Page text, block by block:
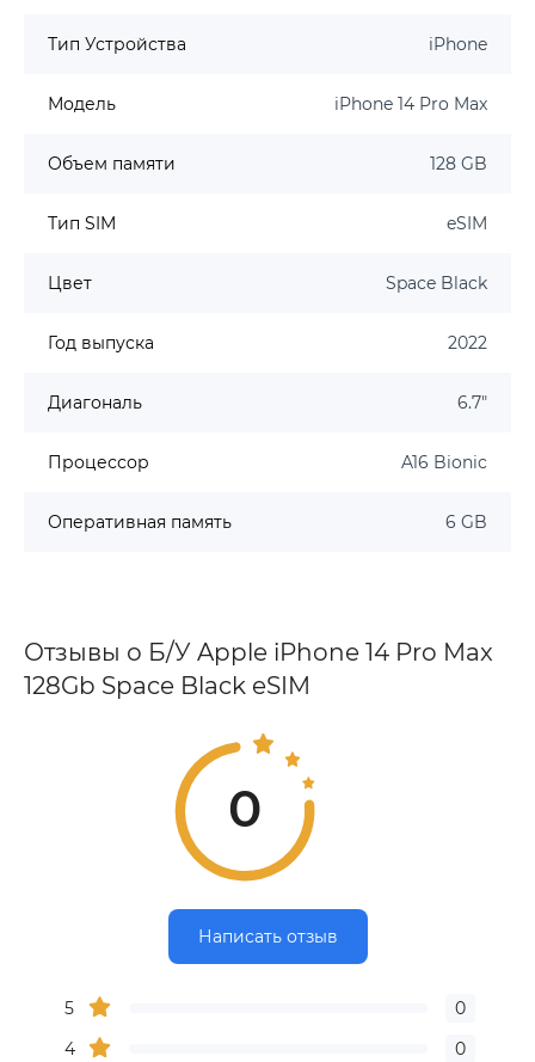
Тип Устройства iPhone
Модель iPhone 14 Pro Max
Объем памяти 128 GB
Тип SIM eSIM
Цвет Space Black
Год выпуска 2022
Диагональ 6.7"
Процессор A16 Bionic
Оперативная память 6 GB
Отзывы о Б/У Apple iPhone 14 Pro Max
128Gb Space Black eSIM
0
Написать отзыв
5
0
4
0